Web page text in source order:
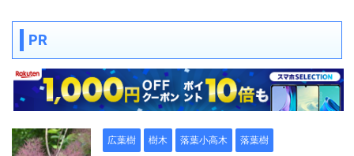
PR
広葉樹 樹木 落葉小高木 落葉樹